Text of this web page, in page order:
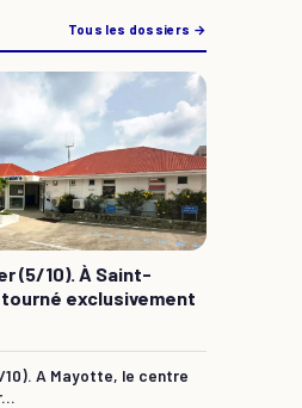
Tous les dossiers →
(5/10). À Saint-
exclusivement
A Mayotte, le centre